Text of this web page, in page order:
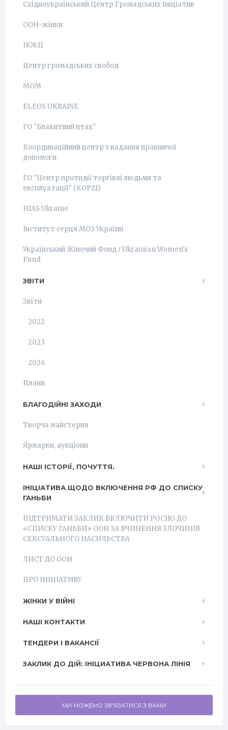
Східноукраїнський Центр Громадських Ініціатив
ООН-жінки
ІКЖЦ
Центр громадських свобод
МОМ
ELEOS UKRAINE
ГО "Блакитний птах"
Координаційний центр з надання правничої
допомоги
ГО "Центр протидії торгівлі людьми та
експлуатації" (КОРZI)
HIAS Ukraine
Інститут серця МОЗ України
Український Жіночий Фонд / Ukrainian Women's
Fund
ЗВІТИ
Звіти
2022
2023
2024
Плани
БЛАГОДІЙНІ ЗАХОДИ
Творча майстерня
Ярмарки, аукціони
НАШІ ІСТОРІЇ, ПОЧУТТЯ.
ІНІЦІАТИВА ЩОДО ВКЛЮЧЕННЯ РФ ДО СПИСКУ
ГАНЬБИ
ПІДТРИМАТИ ЗАКЛИК ВКЛЮЧИТИ РОСІЮ ДО
«СПИСКУ ГАНЬБИ» ООН ЗА ВЧИНЕННЯ ЗЛОЧИНІВ
СЕКСУАЛЬНОГО НАСИЛЬСТВА
ЛИСТ ДО ООН
ПРО ІНІЦІАТИВУ
ЖІНКИ У ВІЙНІ
НАШІ КОНТАКТИ
ТЕНДЕРИ І ВАКАНСІЇ
ЗАКЛИК ДО ДІЙ: ІНІЦИАТИВА ЧЕРВОНА ЛІНІЯ
МИ МОЖЕМО ЗВ'ЯЗАТИСЯ З ВАМИ